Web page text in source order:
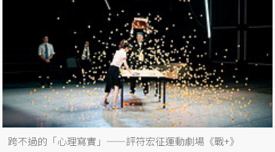
跨不過的「心理寫實」——評符宏征運動劇場《戰+》